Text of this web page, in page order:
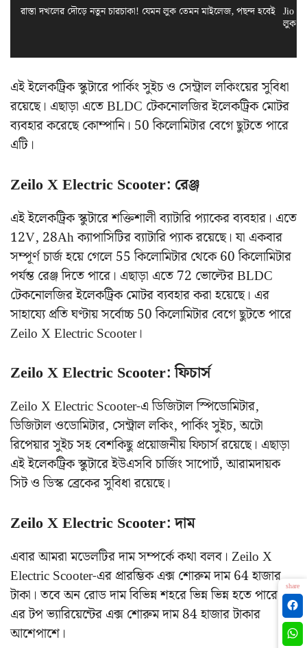
রাস্তা দখলের দৌড়ে নতুন চারচাকা! যেমন লুক তেমন মাইলেজ, পছন্দ হবেই Jio
লুক
এই ইলেকট্রিক স্কুটারে পার্কিং সুইচ ও সেন্ট্রাল লকিংয়ের সুবিধা
রয়েছে। এছাড়া এতে BLDC টেকনোলজির ইলেকট্রিক মোটর
ব্যবহার করেছে কোম্পানি। 50 কিলোমিটার বেগে ছুটতে পারে
এটি।
Zeilo X Electric Scooter: রেঞ্জ
এই ইলেকট্রিক স্কুটারে শক্তিশালী ব্যাটারি প্যাকের ব্যবহার। এতে
12V, 28Ah ক্যাপাসিটির ব্যাটারি প্যাক রয়েছে। যা একবার
সম্পূর্ণ চার্জ হয়ে গেলে 55 কিলোমিটার থেকে 60 কিলোমিটার
পর্যন্ত রেঞ্জ দিতে পারে। এছাড়া এতে 72 ভোল্টের BLDC
টেকনোলজির ইলেকট্রিক মোটর ব্যবহার করা হয়েছে। এর
সাহায্যে প্রতি ঘণ্টায় সর্বোচ্চ 50 কিলোমিটার বেগে ছুটতে পারে
Zeilo X Electric Scooter।
Zeilo X Electric Scooter: ফিচার্স
Zeilo X Electric Scooter-এ ডিজিটাল স্পিডোমিটার,
ডিজিটাল ওডোমিটার, সেন্ট্রাল লকিং, পার্কিং সুইচ, অটো
রিপেয়ার সুইচ সহ বেশকিছু প্রয়োজনীয় ফিচার্স রয়েছে। এছাড়া
এই ইলেকট্রিক স্কুটারে ইউএসবি চার্জিং সাপোর্ট, আরামদায়ক
সিট ও ডিস্ক ব্রেকের সুবিধা রয়েছে।‌
Zeilo X Electric Scooter: দাম
এবার আমরা মডেলটির দাম সম্পর্কে কথা বলব। Zeilo X
Electric Scooter-এর প্রারম্ভিক এক্স শোরুম দাম 64 হাজার
টাকা। তবে অন রোড দাম বিভিন্ন শহরে ভিন্ন ভিন্ন হতে পারে।
এর টপ ভ্যারিয়েন্টের এক্স শোরুম দাম 84 হাজার টাকার
আশেপাশে।
share